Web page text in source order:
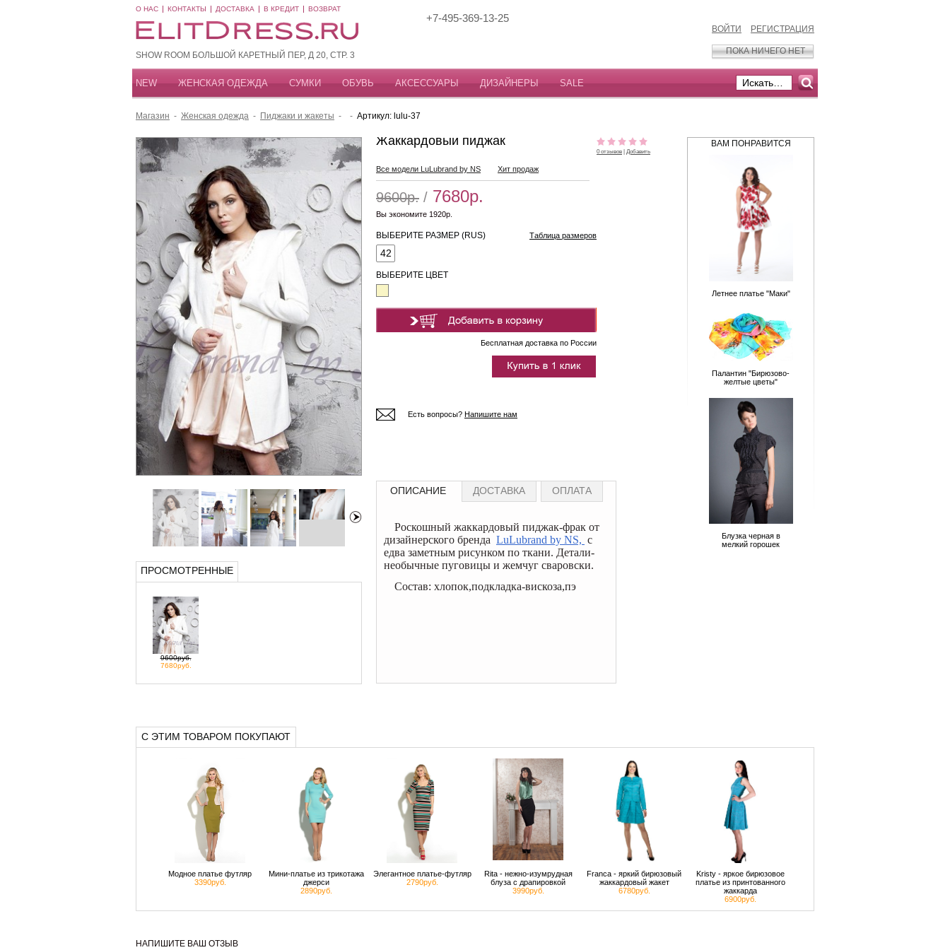
О НАС КОНТАКТЫ ДОСТАВКА В КРЕДИТ ВОЗВРАТ
SHOW ROOM БОЛЬШОЙ КАРЕТНЫЙ ПЕР, Д 20, СТР. 3
+7-495-369-13-25
ВОЙТИ РЕГИСТРАЦИЯ
ПОКА НИЧЕГО НЕТ
NEW ЖЕНСКАЯ ОДЕЖДА СУМКИ ОБУВЬ АКСЕССУАРЫ ДИЗАЙНЕРЫ SALE
Магазин - Женская одежда - Пиджаки и жакеты - - Артикул: lulu-37
ПРОСМОТРЕННЫЕ
9600руб.
7680руб.
ВАМ ПОНРАВИТСЯ
Летнее платье "Маки"
Палантин "Бирюзово-
желтые цветы"
Блузка черная в
мелкий горошек
0 отзывов Добавить
Жаккардовый пиджак
Все модели LuLubrand by NS Хит продаж
9600р. / 7680р.
Вы экономите 1920р.
ВЫБЕРИТЕ РАЗМЕР (RUS) Таблица размеров
42
ВЫБЕРИТЕ ЦВЕТ
Бесплатная доставка по России
Есть вопросы? Напишите нам
ОПИСАНИЕ ДОСТАВКА ОПЛАТА
Роскошный жаккардовый пиджак-фрак от
дизайнерского бренда LuLubrand by NS, с
едва заметным рисунком по ткани. Детали-
необычные пуговицы и жемчуг сваровски.
Состав: хлопок,подкладка-вискоза,пэ
С ЭТИМ ТОВАРОМ ПОКУПАЮТ
Модное платье футляр
3390руб.
Мини-платье из трикотажа
джерси
2890руб.
Элегантное платье-футляр
2790руб.
Rita - нежно-изумрудная
блуза с драпировкой
3990руб.
Franca - яркий бирюзовый
жаккардовый жакет
6780руб.
Kristy - яркое бирюзовое
платье из принтованного
жаккарда
6900руб.
НАПИШИТЕ ВАШ ОТЗЫВ